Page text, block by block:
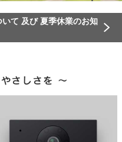
て 及び 夏季休業のお知